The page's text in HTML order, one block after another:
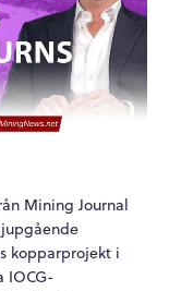
Mining Journal
kopparprojekt i
IOCG-